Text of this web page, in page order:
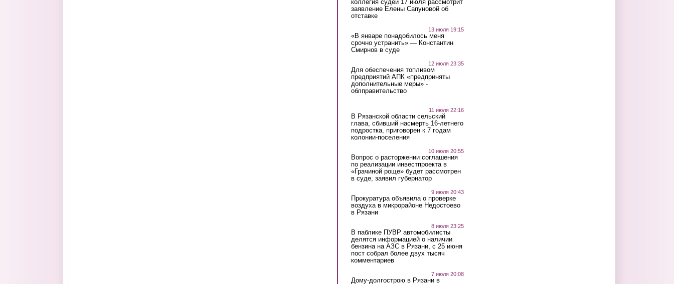
коллегия судей 17 июля рассмотрит
заявление Елены Сапуновой об
отставке
13 июля 19:15
«В январе понадобилось меня
срочно устранить» — Константин
Смирнов в суде
12 июля 23:35
Для обеспечения топливом
предприятий АПК «предприняты
дополнительные меры» -
облправительство
11 июля 22:16
В Рязанской области сельский
глава, сбивший насмерть 16-летнего
подростка, приговорен к 7 годам
колонии-поселения
10 июля 20:55
Вопрос о расторжении соглашения
по реализации инвестпроекта в
«Грачиной роще» будет рассмотрен
в суде, заявил губернатор
9 июля 20:43
Прокуратура объявила о проверке
воздуха в микрорайоне Недостоево
в Рязани
8 июля 23:25
В паблике ПУВР автомобилисты
делятся информацией о наличии
бензина на АЗС в Рязани, с 25 июня
пост собрал более двух тысяч
комментариев
7 июля 20:08
Дому-долгострою в Рязани в